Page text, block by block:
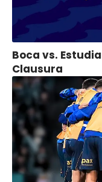
Boca vs.
Clausura